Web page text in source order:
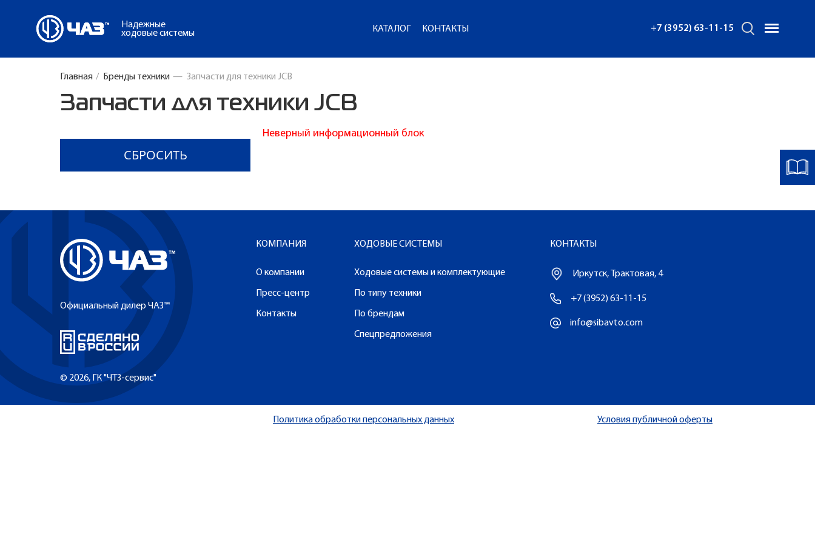
Надежные
ходовые системы
КАТАЛОГ КОНТАКТЫ +7 (3952) 63-11-15
Главная / Бренды техники — Запчасти для техники JCB
Запчасти для техники JCB
Неверный информационный блок
Официальный дилер ЧАЗ™
© 2026, ГК "ЧТЗ-сервис"
КОМПАНИЯ
О компании
Пресс-центр
Контакты
ХОДОВЫЕ СИСТЕМЫ
Ходовые системы и комплектующие
По типу техники
По брендам
Спецпредложения
КОНТАКТЫ
Иркутск, Трактовая, 4
+7 (3952) 63-11-15
info@sibavto.com
Политика обработки персональных данных Условия публичной оферты